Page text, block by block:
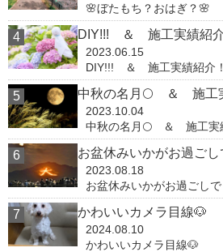
🌸ぼたもち？おはぎ？🌸
DIY!!! ＆ 施工実績紹介
2023.06.15
DIY!!! ＆ 施工実績紹介！
中秋の名月🌕 ＆ 施工
2023.10.04
中秋の名月🌕 ＆ 施工実
お盆休みいかがお過ごし
2023.08.18
お盆休みいかがお過ごしで
かわいいカメラ目線🐶
2024.08.10
かわいいカメラ目線🐶